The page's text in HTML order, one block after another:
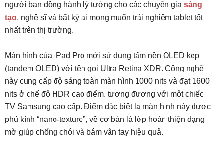
người bạn đồng hành lý tưởng cho các chuyên gia sáng
tạo, nghệ sĩ và bất kỳ ai mong muốn trải nghiệm tablet tốt
nhất trên thị trường.
Màn hình của iPad Pro mới sử dụng tấm nền OLED kép
(tandem OLED) với tên gọi Ultra Retina XDR. Công nghệ
này cung cấp độ sáng toàn màn hình 1000 nits và đạt 1600
nits ở chế độ HDR cao điểm, tương đương với một chiếc
TV Samsung cao cấp. Điểm đặc biệt là màn hình này được
phủ kính “nano-texture”, về cơ bản là lớp hoàn thiện dạng
mờ giúp chống chói và bám vân tay hiệu quả.